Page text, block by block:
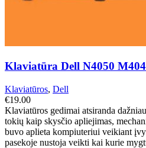
Klaviatūra Dell N4050
Klaviatūros, Dell
€19.00
Klaviatūros gedimai atsiranda
tokių kaip skysčio apliejimas,
buvo aplieta kompiuteriui veikiant
pasekoje nustoja veikti kai kurie